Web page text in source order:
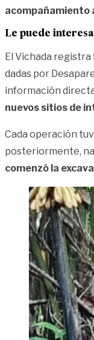
acompañamiento
Le puede
El Vichada registra
dadas por
información
nuevos sitios de
Cada operación
posteriormente,
comenzó la